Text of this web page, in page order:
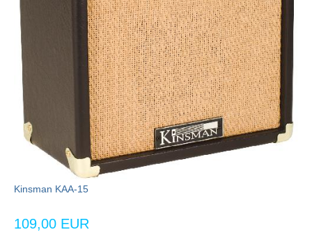
Kinsman KAA-15
109,00 EUR